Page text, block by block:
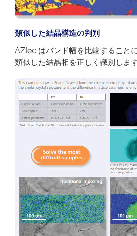
類似した結晶構造の判別
AZtec はバンド幅を比較すること
類似した結晶相を正しく識別します